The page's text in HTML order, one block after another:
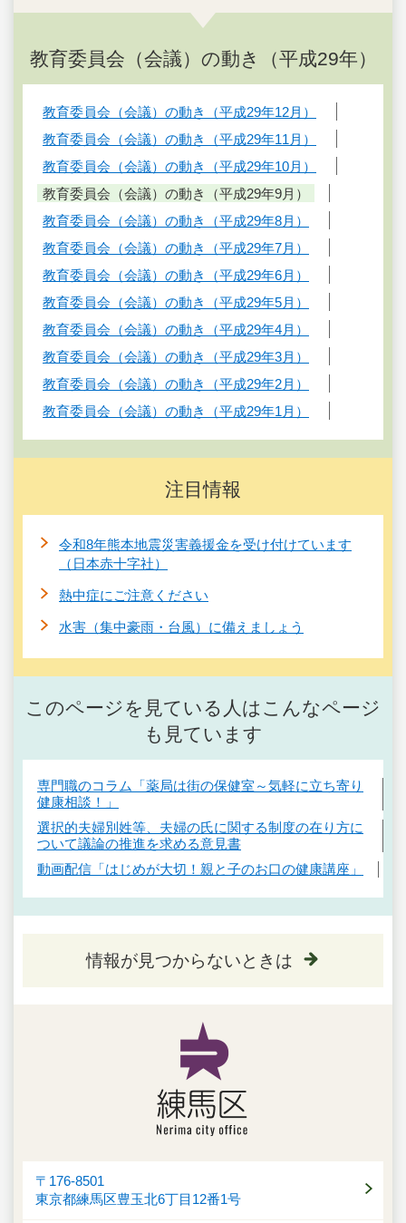
教育委員会（会議）の動き（平成29年）
教育委員会（会議）の動き（平成29年12月）
教育委員会（会議）の動き（平成29年11月）
教育委員会（会議）の動き（平成29年10月）
教育委員会（会議）の動き（平成29年9月）
教育委員会（会議）の動き（平成29年8月）
教育委員会（会議）の動き（平成29年7月）
教育委員会（会議）の動き（平成29年6月）
教育委員会（会議）の動き（平成29年5月）
教育委員会（会議）の動き（平成29年4月）
教育委員会（会議）の動き（平成29年3月）
教育委員会（会議）の動き（平成29年2月）
教育委員会（会議）の動き（平成29年1月）
注目情報
令和8年熊本地震災害義援金を受け付けています
（日本赤十字社）
熱中症にご注意ください
水害（集中豪雨・台風）に備えましょう
このページを見ている人はこんなページ
も見ています
専門職のコラム「薬局は街の保健室～気軽に立ち寄り
健康相談！」
選択的夫婦別姓等、夫婦の氏に関する制度の在り方に
ついて議論の推進を求める意見書
動画配信「はじめが大切！親と子のお口の健康講座」
情報が見つからないときは
〒176-8501
東京都練馬区豊玉北6丁目12番1号